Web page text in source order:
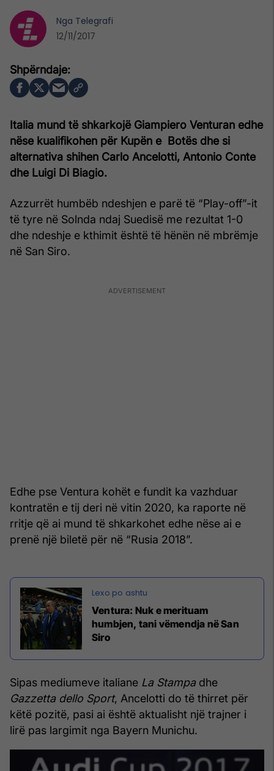
Italia mund të shkarkojë Giampiero Venturan edhe
nëse kualifikohen për Kupën e Botës dhe si
alternativa shihen Carlo Ancelotti, Antonio Conte
dhe Luigi Di Biagio.
Azzurrët humbëb ndeshjen e parë të “Play-off”-it
të tyre në Solnda ndaj Suedisë me rezultat 1-0
dhe ndeshje e kthimit është të hënën në mbrëmje
në San Siro.
Edhe pse Ventura kohët e fundit ka vazhduar
kontratën e tij deri në vitin 2020, ka raporte në
rritje që ai mund të shkarkohet edhe nëse ai e
prenë një biletë për në “Rusia 2018”.
Ventura: Nuk e merituam
humbjen, tani vëmendja në San
Siro
Sipas mediumeve italiane La Stampadhe
Gazzetta dello Sport, Ancelotti do të thirret për
këtë pozitë, pasi ai është aktualisht një trajner i
lirë pas largimit nga Bayern Munichu.
Nga Telegrafi
12/11/2017